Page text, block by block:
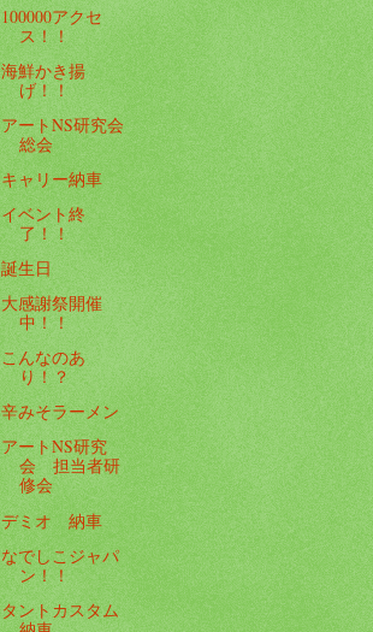
100000アクセ
ス！！
海鮮かき揚
げ！！
アートNS研究会
総会
キャリー納車
イベント終
了！！
誕生日
大感謝祭開催
中！！
こんなのあ
り！？
辛みそラーメン
アートNS研究
会 担当者研
修会
デミオ 納車
なでしこジャパ
ン！！
タントカスタム